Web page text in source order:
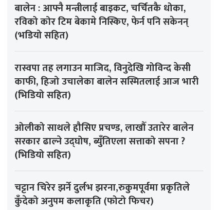
बालेन : आफ्नै मन्त्रीलाई बाइकट, चर्चितकै धोका,
रविको कोर टिम बेकामे निस्किए, फेर्न पनि सकेनन्
(भडियो सहित)
रास्वपा तह लगाउन माजिद, विनुदेखि गोविन्द केसी
काफी, हिजो उचालेका बालेन सस्मितलाई आज भारी
(भिडियो सहित)
ओलीको साथले हौसिए प्रचण्ड, लाखौँ उतारेर बालेन
सरकार ढाल्ने उद्घोष, ब्युँतिएला सत्ताको सपना ?
(भिडियो सहित)
चट्टान चिरेर झर्ने दुर्लभ झरना,रुकुमपूर्वमा प्रकृतिले
कुँदेको अनुपम कलाकृति (फोटो फिचर)